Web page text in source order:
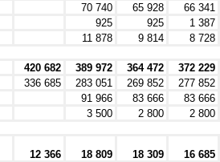
70 740 65 928
66 341
925 925
1 387
11 878 9 814 8 728
420 682 389 972 364 472
372 229
336 685 283 051 269 852
277 852
91 966 83 666
83 666
3 500 2 800 2 800
12 366 18 809 18 309
16 685